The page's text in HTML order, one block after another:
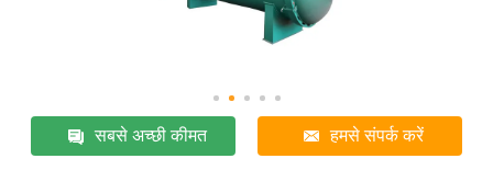
सबसे अच्छी कीमत हमसे संपर्क करें